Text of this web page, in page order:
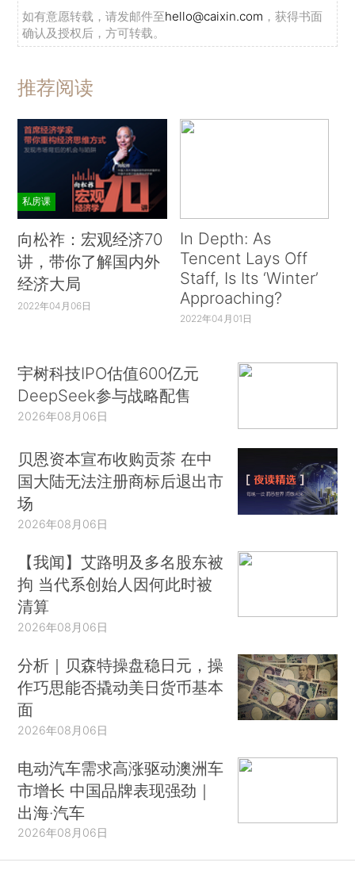
如有意愿转载，请发邮件至hello@caixin.com ，获得书面
确认及授权后，方可转载。
推荐阅读
私房课
向松祚：宏观经济70
讲，带你了解国内外
经济大局
2022年04月06日
In Depth: As
Tencent Lays Off
Staff, Is Its ‘Winter’
Approaching?
2022年04月01日
宇树科技IPO估值600亿元
DeepSeek参与战略配售
2026年08月06日
贝恩资本宣布收购贡茶 在中
国大陆无法注册商标后退出市
场
2026年08月06日
【我闻】艾路明及多名股东被
拘 当代系创始人因何此时被
清算
2026年08月06日
分析｜贝森特操盘稳日元，操
作巧思能否撬动美日货币基本
面
2026年08月06日
电动汽车需求高涨驱动澳洲车
市增长 中国品牌表现强劲｜
出海·汽车
2026年08月06日